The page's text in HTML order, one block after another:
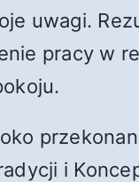
uwagi.
pracy w
i